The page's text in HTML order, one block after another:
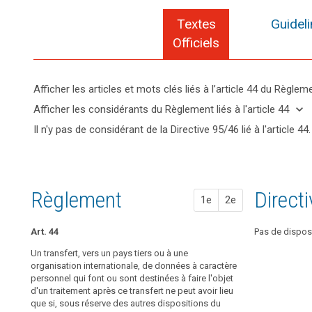
Textes
Officiels
Afficher les articles et mots clés liés à l’article 44 du
Cacher
articles
liés à
l’article
keyboard_arrow_up
l'article
44
droit
suite
niveau
de
protection
Afficher les considérants du Règlement liés à l'article 44 keyboard_arrow_down
Cacher les
considérants
44
keyboard_arrow_up
des
technologies
la
mondialisation
ont
créé
de
nouveaux
Il n'y pas de considérant de la Directive 95/46 lié à l'article 44.
Règlement 1e 2e
Art. 44
Un transfert, vers un pays tiers ou à une
organisation internationale, de données à caractère
personnel qui font ou sont destinées à faire l'objet
d'un traitement après ce transfert ne peut avoir lieu
que si, sous réserve des autres dispositions du
Un transfert
Supprimé
Pas de
search